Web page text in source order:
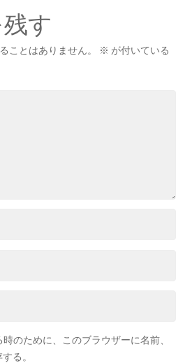
す
ことはありません。 ※ が付いている
のために、このブラウザーに名前、
る。